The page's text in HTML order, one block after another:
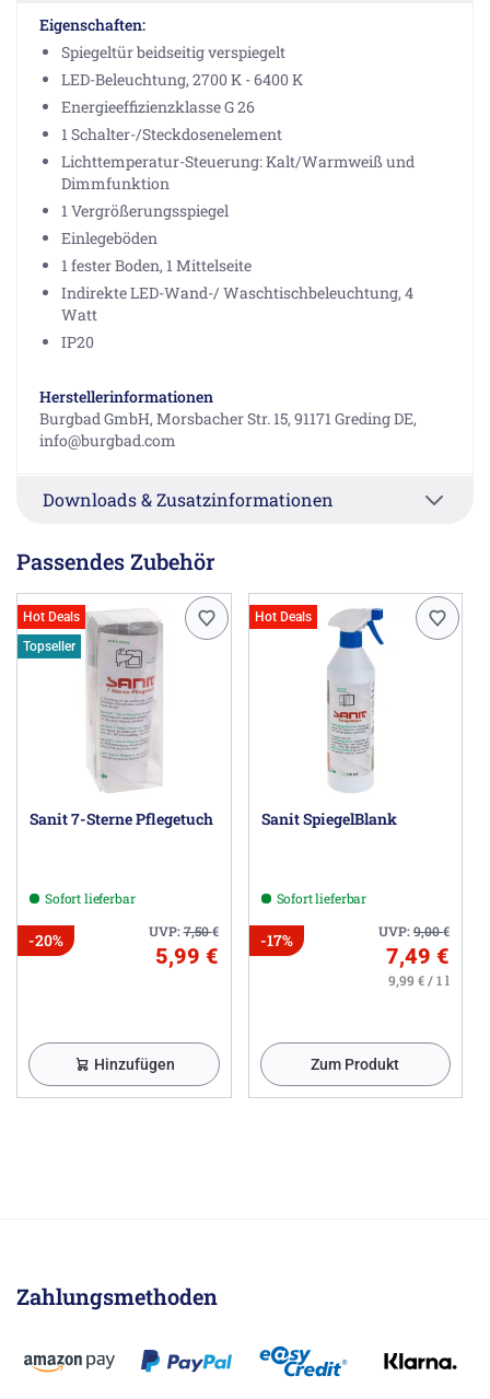
Eigenschaften:
Spiegeltür beidseitig verspiegelt
LED-Beleuchtung, 2700 K - 6400 K
Energieeffizienzklasse G 26
1 Schalter-/Steckdosenelement
Lichttemperatur-Steuerung: Kalt/Warmweiß und
Dimmfunktion
1 Vergrößerungsspiegel
Einlegeböden
1 fester Boden, 1 Mittelseite
Indirekte LED-Wand-/ Waschtischbeleuchtung, 4
Watt
IP20
Herstellerinformationen
Burgbad GmbH, Morsbacher Str. 15, 91171 Greding DE,
info@burgbad.com
Downloads & Zusatzinformationen
Passendes Zubehör
Hot Deals
Topseller
Sanit 7-Sterne Pflegetuch
Sofort lieferbar
UVP:7,50€
-20%
5,99 €
Hinzufügen
Hot Deals
Sanit SpiegelBlank
Sofort lieferbar
UVP:9,00€
-17%
7,49 €
9,99 € / 1 l
Zum Produkt
Zahlungsmethoden